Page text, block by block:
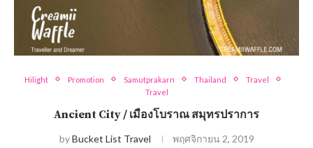
Hilight Promotion Samutprakarn Thailand
Travel
Travel
Ancient City / เมืองโบราณ สมุทรปราการ
byBucket List Travel พฤศจิกายน 2, 2019